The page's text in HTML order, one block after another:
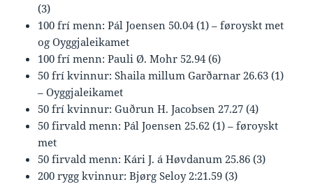
(3)
100 frí menn: Pál Joensen 50.04 (1) – føroyskt met
og Oyggjaleikamet
100 frí menn: Pauli Ø. Mohr 52.94 (6)
50 frí kvinnur: Shaila millum Garðarnar 26.63 (1)
– Oyggjaleikamet
50 frí kvinnur: Guðrun H. Jacobsen 27.27 (4)
50 firvald menn: Pál Joensen 25.62 (1) – føroyskt
met
50 firvald menn: Kári J. á Høvdanum 25.86 (3)
200 rygg kvinnur: Bjørg Seloy 2:21.59 (3)